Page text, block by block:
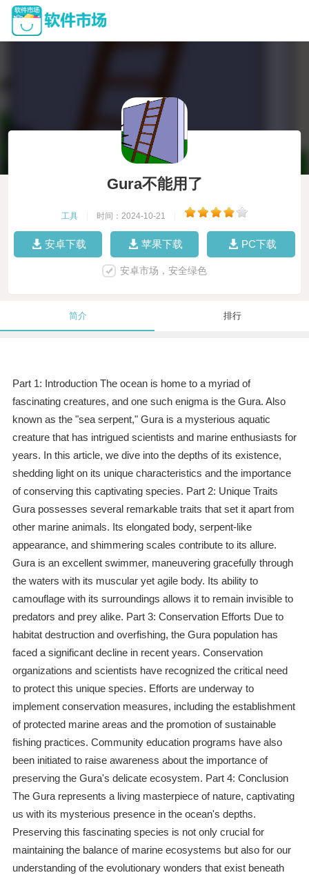
Gura不能用了
工具 时间：2024-10-21
安卓下载 苹果下载 PC下载
安卓市场，安全绿色
简介 排行
Part 1: Introduction The ocean is home to a myriad of
fascinating creatures, and one such enigma is the Gura. Also
known as the "sea serpent," Gura is a mysterious aquatic
creature that has intrigued scientists and marine enthusiasts for
years. In this article, we dive into the depths of its existence,
shedding light on its unique characteristics and the importance
of conserving this captivating species. Part 2: Unique Traits
Gura possesses several remarkable traits that set it apart from
other marine animals. Its elongated body, serpent-like
appearance, and shimmering scales contribute to its allure.
Gura is an excellent swimmer, maneuvering gracefully through
the waters with its muscular yet agile body. Its ability to
camouflage with its surroundings allows it to remain invisible to
predators and prey alike. Part 3: Conservation Efforts Due to
habitat destruction and overfishing, the Gura population has
faced a significant decline in recent years. Conservation
organizations and scientists have recognized the critical need
to protect this unique species. Efforts are underway to
implement conservation measures, including the establishment
of protected marine areas and the promotion of sustainable
fishing practices. Community education programs have also
been initiated to raise awareness about the importance of
preserving the Gura's delicate ecosystem. Part 4: Conclusion
The Gura represents a living masterpiece of nature, captivating
us with its mysterious presence in the ocean's depths.
Preserving this fascinating species is not only crucial for
maintaining the balance of marine ecosystems but also for our
understanding of the evolutionary wonders that exist beneath